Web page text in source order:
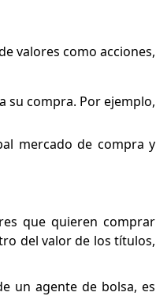
valores como acciones,
su compra. Por ejemplo,
mercado de compra y
que quieren comprar
del valor de los títulos,
un agente de bolsa, es